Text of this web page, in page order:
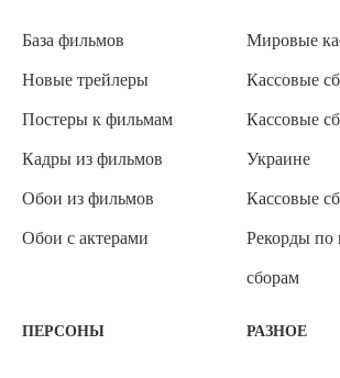
База фильмов
Новые трейлеры
Постеры к фильмам
Кадры из фильмов
Обои из фильмов
Обои с актерами
Мировые
Кассовые
Кассовые
Украине
Кассовые
Рекорды по
сборам
ПЕРСОНЫ РАЗНОЕ